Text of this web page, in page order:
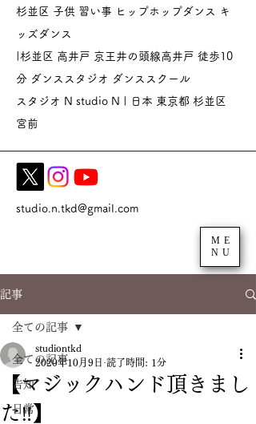
杉並区 子供 習い事 ヒップホップダンス キ
ッズダンス
|杉並区 高井戸 京王井の頭線高井戸 徒歩10
分 ダンススタジオ ダンススクール
スタジオ N studio N | 日本 東京都 杉並区
宮前
studio.n.tkd@gmail.com
ME
NU
記事
全ての記事
告知
日常
全ての記事
【マジックハンド頂きまし
た‼️】
studiontkd
2020年10月9日 読了時間: 1分